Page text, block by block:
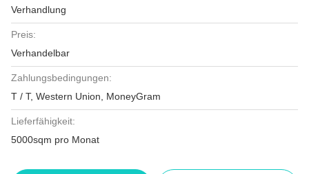
Verhandlung
Preis:
Verhandelbar
Zahlungsbedingungen:
T / T, Western Union, MoneyGram
Lieferfähigkeit:
5000sqm pro Monat